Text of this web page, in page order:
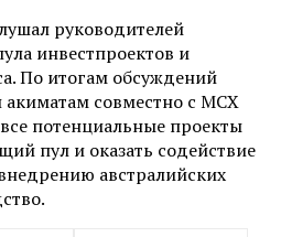
руководителей
инвестпроектов и
По итогам обсуждений
совместно с МСХ
потенциальные проекты
пул и оказать содействие
австралийских